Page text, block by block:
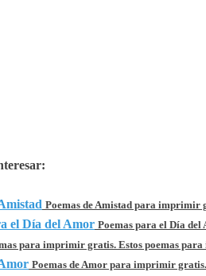
Poemas de Amistad para imprimir
el Día del Amor Poemas para el Día
para imprimir gratis. Estos poemas
Poemas de Amor para imprimir gratis.